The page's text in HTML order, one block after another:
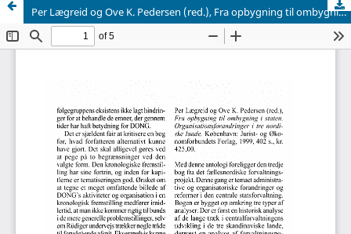
Per Lægreid og Ove K. Pedersen (red.), Fra opbygning til ombygning i staten. Organisationsforandringer i tre nordiske lande, København: Jurist- og konomforbundets Forlag, 1999, 402 s., kr. 425,00.